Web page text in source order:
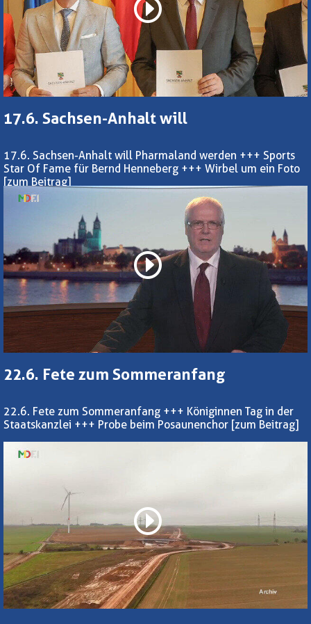
17.6. Sachsen-Anhalt will
17.6. Sachsen-Anhalt will Pharmaland werden +++ Sports
Star Of Fame für Bernd Henneberg +++ Wirbel um ein Foto
[zum Beitrag]
22.6. Fete zum Sommeranfang
22.6. Fete zum Sommeranfang +++ Königinnen Tag in der
Staatskanzlei +++ Probe beim Posaunenchor [zum Beitrag]